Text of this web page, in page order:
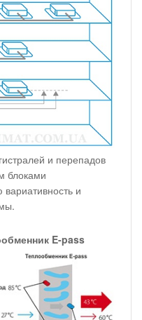
и перепадов
блоками
и
E-pass